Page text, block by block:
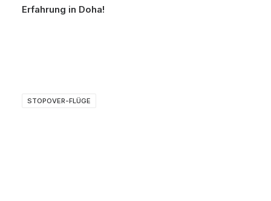
Erfahrung in Doha!
STOPOVER-FLÜGE